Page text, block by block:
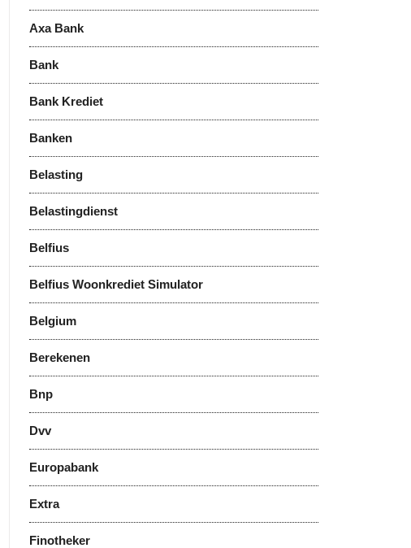
Axa Bank
Bank
Bank Krediet
Banken
Belasting
Belastingdienst
Belfius
Belfius Woonkrediet Simulator
Belgium
Berekenen
Bnp
Dvv
Europabank
Extra
Finotheker